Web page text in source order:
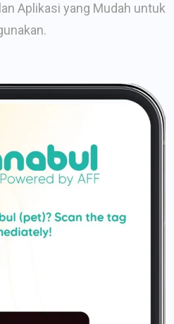
Aplikasi yang Mudah untuk